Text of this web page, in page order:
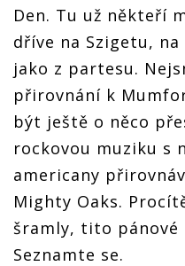
Den. Tu už někteří
dříve na Szigetu,
jako z partesu.
přirovnání k
být ještě o něco
rockovou muziku s
americany
Mighty Oaks.
šramly, tito pánové
Seznamte se.